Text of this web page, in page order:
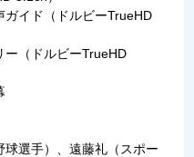
ド（ドルビーTrueHD
ドルビーTrueHD
球選手）、遠藤礼（スポー